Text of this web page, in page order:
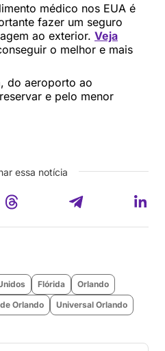
médico nos EUA é
fazer um seguro
ao exterior. Veja
o melhor e mais
do aeroporto ao
e pelo menor
essa notícia
Flórida
Orlando
Orlando Universal Orlando